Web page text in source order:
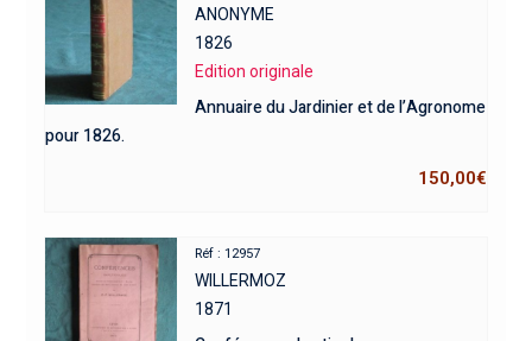
ANONYME
1826
Edition originale
Annuaire du Jardinier et de l’Agronome
pour 1826.
150,00€
Réf : 12957
WILLERMOZ
1871